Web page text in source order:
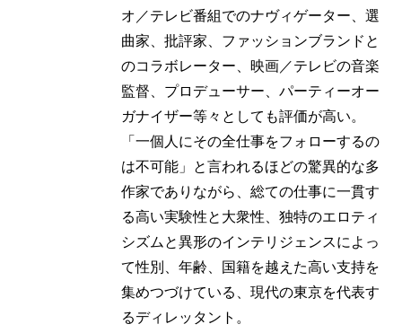
オ／テレビ番組でのナヴィゲーター、選
曲家、批評家、ファッションブランドと
のコラボレーター、映画／テレビの音楽
監督、プロデューサー、パーティーオー
ガナイザー等々としても評価が高い。
「一個人にその全仕事をフォローするの
は不可能」と言われるほどの驚異的な多
作家でありながら、総ての仕事に一貫す
る高い実験性と大衆性、独特のエロティ
シズムと異形のインテリジェンスによっ
て性別、年齢、国籍を越えた高い支持を
集めつづけている、現代の東京を代表す
るディレッタント。